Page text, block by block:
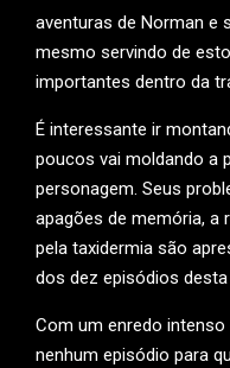
aventuras de Norman e
mesmo servindo de
importantes dentro da
É interessante ir
poucos vai moldando a
personagem. Seus
apagões de memória, a
pela taxidermia são
dos dez episódios
Com um enredo
nenhum episódio para